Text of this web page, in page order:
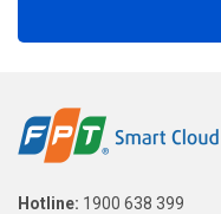
Hotline: 1900 638 399